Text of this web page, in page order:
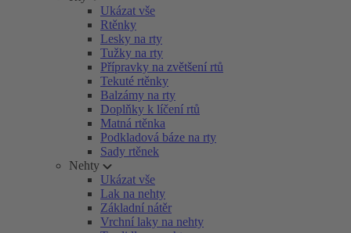
Ukázat vše
Rtěnky
Lesky na rty
Tužky na rty
Přípravky na zvětšení rtů
Tekuté rtěnky
Balzámy na rty
Doplňky k líčení rtů
Matná rtěnka
Podkladová báze na rty
Sady rtěnek
Nehty
Ukázat vše
Lak na nehty
Základní nátěr
Vrchní laky na nehty